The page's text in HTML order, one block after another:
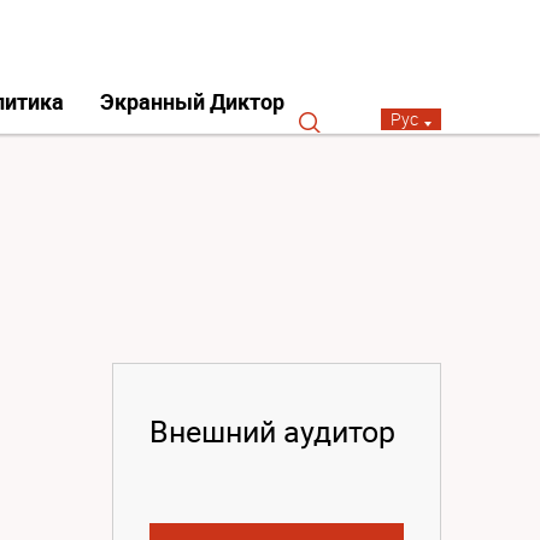
Экранный Диктор
Рус
Внешний аудитор